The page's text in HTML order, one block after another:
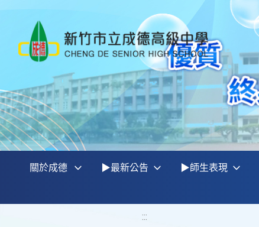
關於成德 ▶最新公告 ▶師生表現
:::